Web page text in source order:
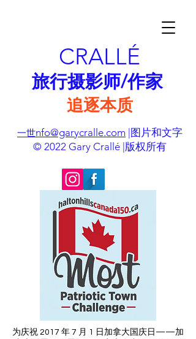
CRALLÉ
旅行摄影师/作家
追逐本质
一世nfo@garycralle.com |图片和文字
© 2022 Gary Crallé |版权所有
为庆祝 2017 年 7 月 1 日加拿大国庆日——加